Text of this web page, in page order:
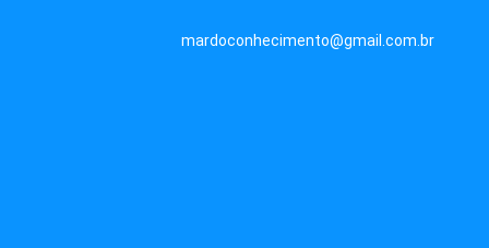
mardoconhecimento@gmail.com.br